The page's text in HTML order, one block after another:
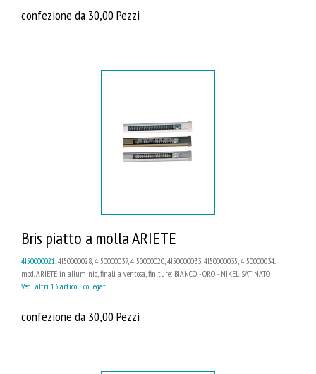
confezione da 30,00 Pezzi
Bris piatto a molla ARIETE
4I50000021 , 4I50000028, 4I50000037, 4I50000020, 4I50000033, 4I50000035, 4I50000034...
mod. ARIETE in alluminio, finali a ventosa, finiture: BIANCO - ORO - NIKEL SATINATO
Vedi altri 13 articoli collegati
confezione da 30,00 Pezzi